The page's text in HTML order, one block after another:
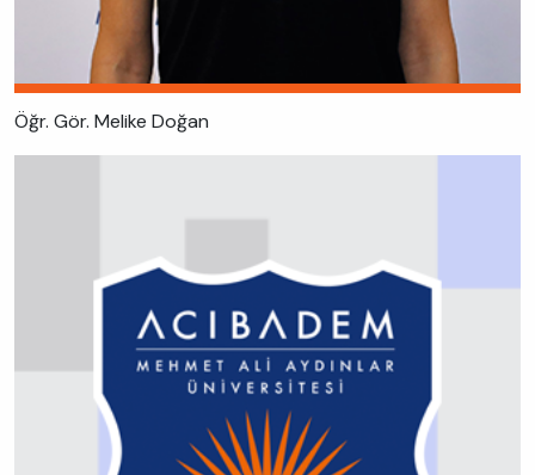
Öğr. Gör. Melike Doğan